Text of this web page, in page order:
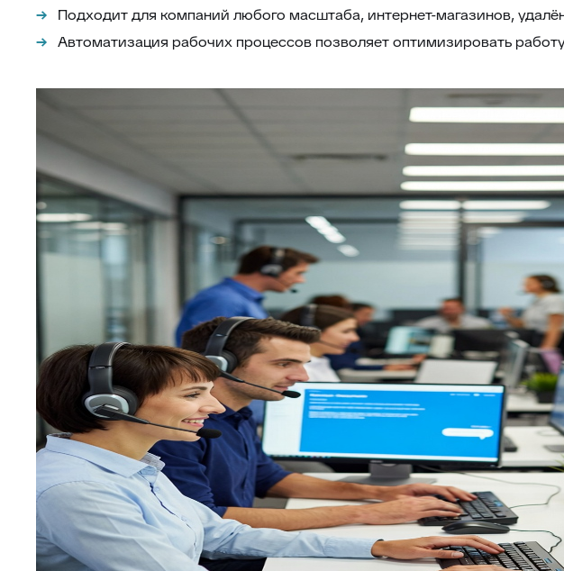
Подходит для компаний любого масштаба, интернет-магазинов,
Автоматизация рабочих процессов позволяет оптимизировать